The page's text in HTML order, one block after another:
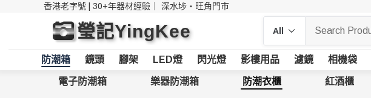
香港老字號 | 30+年器材經驗｜ 深水埗・旺角門市
瑩記YingKee
防潮箱 鏡頭 腳架 LED燈 閃光燈 影樓用品 濾鏡 相機袋
電子防潮箱 樂器防潮箱 防潮衣櫃 紅酒櫃